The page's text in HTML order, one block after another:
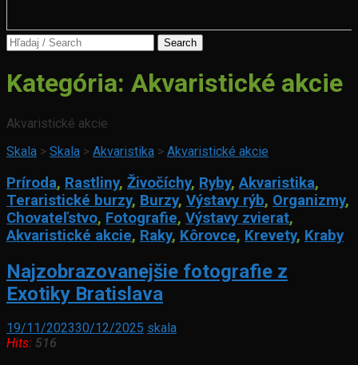
Search
Kategória: Akvaristické akcie
Akvaristické akcie
Skala > Skala > Akvaristika > Akvaristické akcie
Príroda, Rastliny, Živočíchy, Ryby,Akvaristika,
Teraristické burzy, Burzy, Výstavy rýb, Organizmy,
Chovateľstvo, Fotografie, Výstavy zvierat,
Akvaristické akcie, Raky, Kôrovce, Krevety, Kraby
Najzobrazovanejšie fotografie z
Exotiky Bratislava
19/11/202330/12/2025 skala
Hits: 516